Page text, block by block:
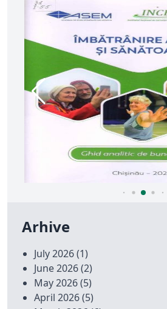
Arhive
July 2026(1)
June 2026(2)
May 2026(5)
April 2026(5)